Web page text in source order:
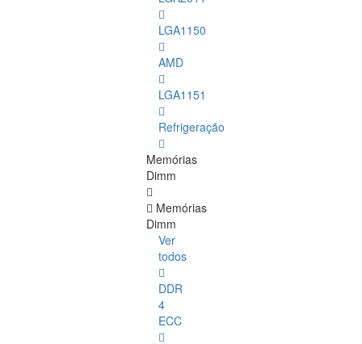
LGA1150
AMD
LGA1151
Refrigeração
Memórias
Dimm
Memórias
Dimm
Ver
todos
DDR
4
ECC